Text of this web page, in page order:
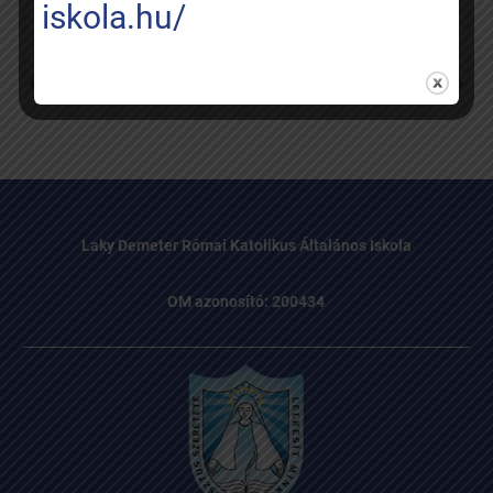
Szülői értekezlet
Laky Demeter Római Katolikus Általános Iskola
OM azonosító: 200434
iskola.hu/